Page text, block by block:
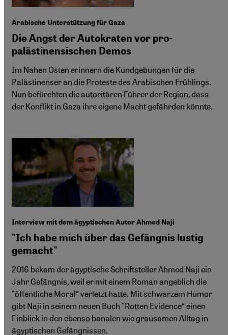
Arabische Unterstützung für Gaza
Die Angst der Autokraten vor pro-
palästinensischen Demos
Im Nahen Osten erinnern die Kundgebungen für die
Palästinenser an die Proteste des Arabischen Frühlings.
Nun befürchten die autoritären Führer der Region, dass
der Konflikt in Gaza ihre eigene Macht gefährden könnte.
Interview mit dem ägyptischen Autor Ahmed Naji
"Ich habe mich über das Gefängnis lustig
gemacht"
2016 bekam der ägyptische Schriftsteller Ahmed Naji ein
Jahr Gefängnis, weil er mit einem Roman angeblich die
"öffentliche Moral“ verletzt hatte. Mit schwarzem Humor
gibt Naji in seinem neuen Buch "Rotten Evidence“ einen
Einblick in den ebenso banalen wie grausamen Alltag in
ägyptischen Gefängnissen.